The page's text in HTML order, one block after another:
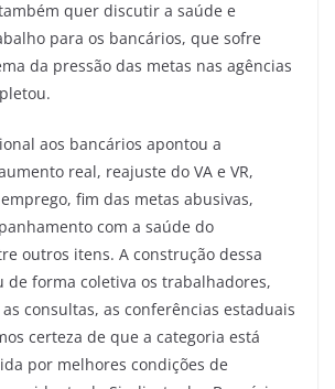
quer discutir a saúde e
para os bancários, que sofre
da pressão das metas nas agências
aos bancários apontou a
real, reajuste do VA e VR,
fim das metas abusivas,
com a saúde do
outros itens. A construção dessa
de forma coletiva os trabalhadores,
consultas, as conferências estaduais
certeza de que a categoria está
por melhores condições de